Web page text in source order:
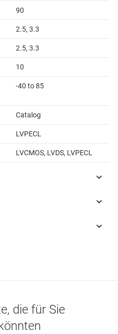
90
2.5, 3.3
2.5, 3.3
10
-40 to 85
Catalog
LVPECL
LVCMOS, LVDS, LVPECL
die für Sie